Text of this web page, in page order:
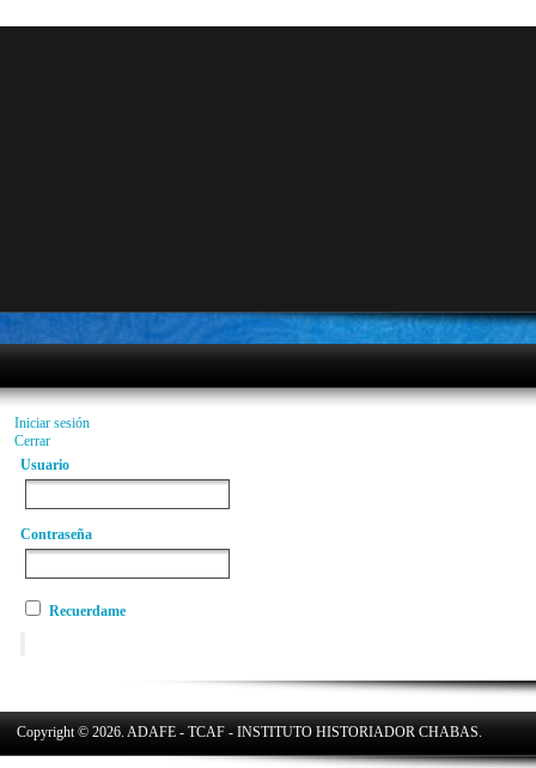
Iniciar sesión
Cerrar
Usuario
Contraseña
Recuerdame
Copyright © 2026. ADAFE - TCAF - INSTITUTO HISTORIADOR CHABAS.